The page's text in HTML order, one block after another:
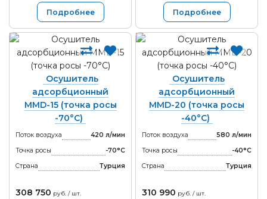
Подробнее Подробнее
Осушитель
адсорбционный
MMD-15 (точка росы
-70°С)
Поток воздуха
420 л/мин
Точка росы
-70°С
Страна
Турция
308 750 руб. / шт.
Осушитель
адсорбционный
MMD-20 (точка росы
-40°С)
Поток воздуха
580 л/мин
Точка росы
-40°С
Страна
Турция
310 990 руб. / шт.